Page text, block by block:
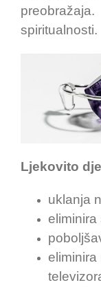
spiritualnosti.
Ljekovito
uklanja